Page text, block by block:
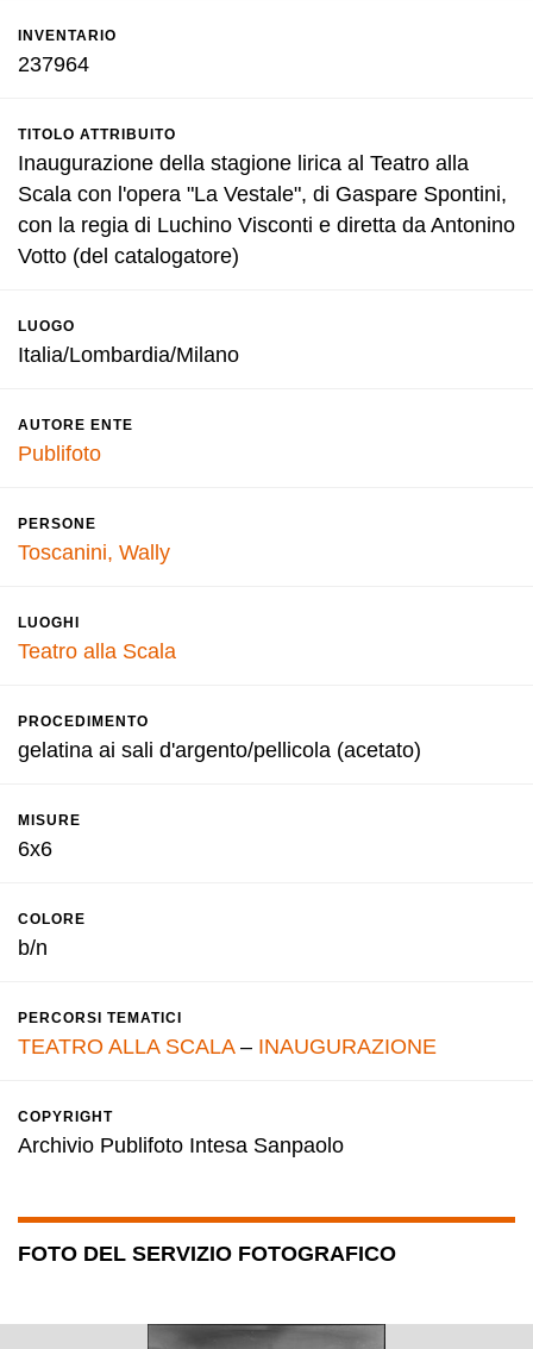
INVENTARIO
237964
TITOLO ATTRIBUITO
Inaugurazione della stagione lirica al Teatro alla
Scala con l'opera "La Vestale", di Gaspare Spontini,
con la regia di Luchino Visconti e diretta da Antonino
Votto (del catalogatore)
LUOGO
Italia/Lombardia/Milano
AUTORE ENTE
Publifoto
PERSONE
Toscanini, Wally
LUOGHI
Teatro alla Scala
PROCEDIMENTO
gelatina ai sali d'argento/pellicola (acetato)
MISURE
6x6
COLORE
b/n
PERCORSI TEMATICI
TEATRO ALLA SCALA– INAUGURAZIONE
COPYRIGHT
Archivio Publifoto Intesa Sanpaolo
FOTO DEL SERVIZIO FOTOGRAFICO